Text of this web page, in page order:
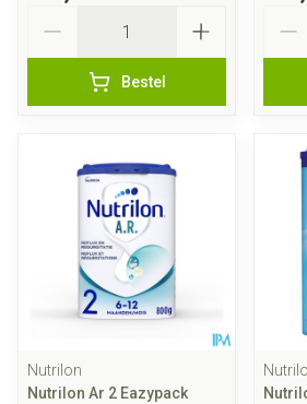
Bestel
Nutrilon
Nutrilon Ar 2 Eazypack